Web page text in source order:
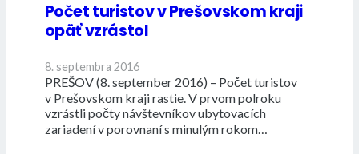
Počet turistov v Prešovskom kraji
opäť vzrástol
8. septembra 2016
PREŠOV (8. september 2016) – Počet turistov
v Prešovskom kraji rastie. V prvom polroku
vzrástli počty návštevníkov ubytovacích
zariadení v porovnaní s minulým rokom…